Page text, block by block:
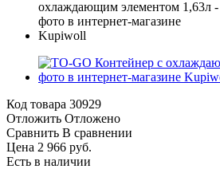
Код товара 30929
Отложить Отложено
Сравнить В сравнении
Цена 2 966 руб.
Есть в наличии